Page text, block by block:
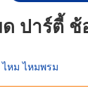
ปาร์ตี้ ช้
หม ไหมพรม